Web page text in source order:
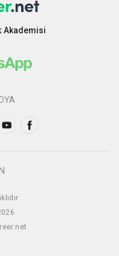
Akademisi